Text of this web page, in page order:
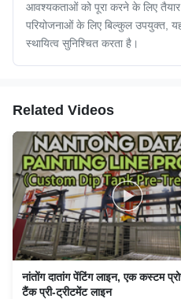
आवश्यकताओं को पूरा करने के लिए
परियोजनाओं के लिए बिल्कुल उपयुक्त,
स्थायित्व सुनिश्चित करता है।
Related Videos
नांतोंग दातांग पेंटिंग लाइन, एक कस्टम
टैंक प्री-ट्रीटमेंट लाइन